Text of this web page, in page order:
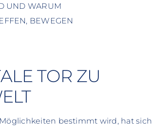
UND WARUM
BEWEGEN
TOR ZU
bestimmt wird, hat sich